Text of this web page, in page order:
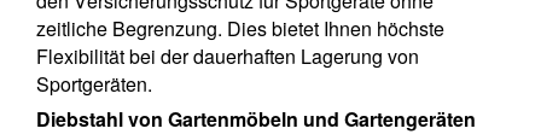
zeitliche Begrenzung. Dies bietet Ihnen höchste
Flexibilität bei der dauerhaften Lagerung von
Sportgeräten.
Diebstahl von Gartenmöbeln und Gartengeräten